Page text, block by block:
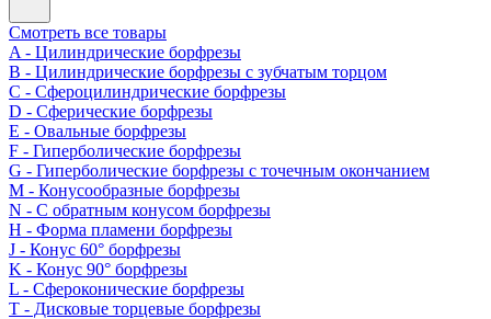
Смотреть все товары
A - Цилиндрические борфрезы
B - Цилиндрические борфрезы с зубчатым торцом
C - Сфероцилиндрические борфрезы
D - Сферические борфрезы
E - Овальные борфрезы
F - Гиперболические борфрезы
G - Гиперболические борфрезы с точечным окончанием
M - Конусообразные борфрезы
N - С обратным конусом борфрезы
H - Форма пламени борфрезы
J - Конус 60° борфрезы
K - Конус 90° борфрезы
L - Сфероконические борфрезы
T - Дисковые торцевые борфрезы